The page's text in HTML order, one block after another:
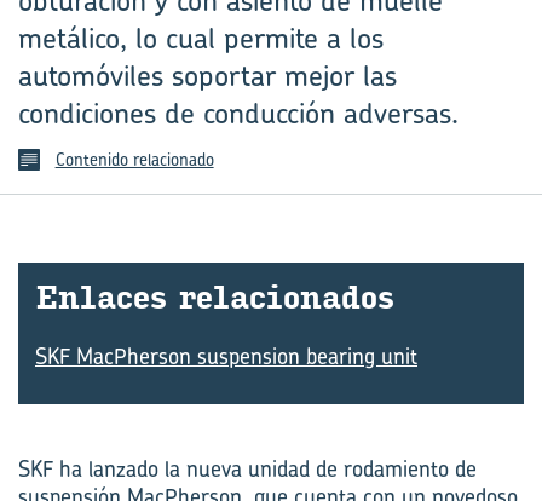
metálico, lo cual permite a los
automóviles soportar mejor las
condiciones de conducción adversas.
Contenido relacionado
En­la­ces re­la­cio­na­dos
SKF MacPherson suspension bearing unit
SKF ha lanzado la nueva unidad de rodamiento de